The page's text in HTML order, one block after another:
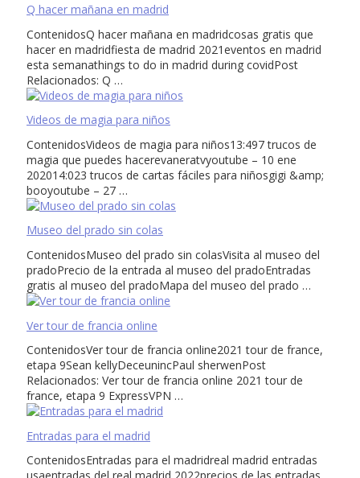
Q hacer mañana en madrid
ContenidosQ hacer mañana en madridcosas gratis que
hacer en madridfiesta de madrid 2021eventos en madrid
esta semanathings to do in madrid during covidPost
Relacionados: Q …
Videos de magia para niños
ContenidosVideos de magia para niños13:497 trucos de
magia que puedes hacerevaneratvyoutube – 10 ene
202014:023 trucos de cartas fáciles para niñosgigi &amp;
booyoutube – 27 …
Museo del prado sin colas
ContenidosMuseo del prado sin colasVisita al museo del
pradoPrecio de la entrada al museo del pradoEntradas
gratis al museo del pradoMapa del museo del prado …
Ver tour de francia online
ContenidosVer tour de francia online2021 tour de france,
etapa 9Sean kellyDeceunincPaul sherwenPost
Relacionados: Ver tour de francia online 2021 tour de
france, etapa 9 ExpressVPN …
Entradas para el madrid
ContenidosEntradas para el madridreal madrid entradas